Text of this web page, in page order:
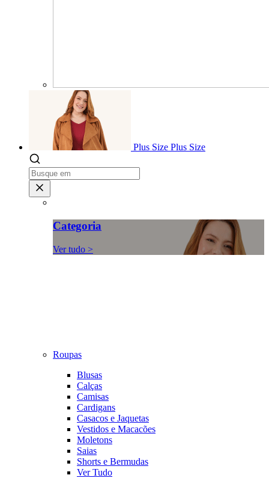
Plus Size Plus Size
Categoria
Ver tudo >
Roupas
Blusas
Calças
Camisas
Cardigans
Casacos e Jaquetas
Vestidos e Macacões
Moletons
Saias
Shorts e Bermudas
Ver Tudo